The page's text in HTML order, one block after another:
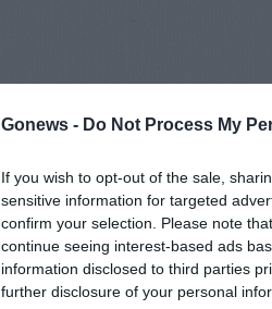
Gonews - Do Not Process My
If you wish to opt-out of the sale,
sensitive information for targeted
confirm your selection. Please note
continue seeing interest-based ads
information disclosed to third parties
further disclosure of your personal